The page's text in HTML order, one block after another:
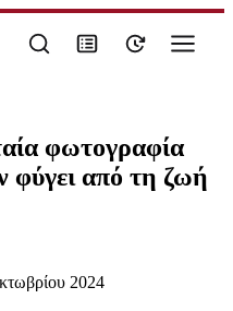
φωτογραφία
φύγει από τη ζωή
2024